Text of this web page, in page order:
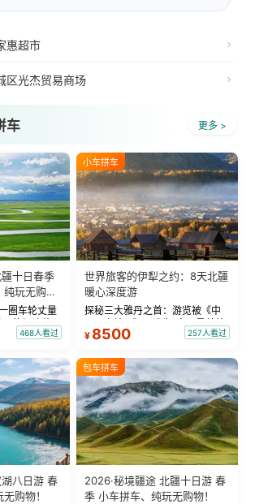
惠超市
区光杰贸易商场
车 更多 >
十日春季
纯玩无购
圈车轮丈量
”的极致蔚
多款风格服
300跟车视
468人看过
小车拼车
世界旅客的伊犁之约：8天北疆
暖心深度游
探秘三大雅丹之首：游览被《中
国国家地理》评选为“中国最美的
三大雅丹”第一名的克拉玛依魔鬼
瓦人最大村落——禾木村，欣赏
晨雾与小木...
¥ 8500 257人看过
八日游 春
购物！
包车拼车
2026·秘境疆途 北疆十日游 春
季 小车拼车、纯玩无购物！